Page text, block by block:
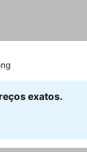
exatos.